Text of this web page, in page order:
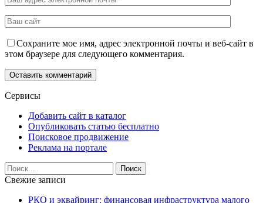
Сохраните мое имя, адрес электронной почты и веб-сайт в
этом браузере для следующего комментария.
Сервисы
Добавить сайт в каталог
Опубликовать статью бесплатно
Поисковое продвижение
Реклама на портале
Свежие записи
РКО и эквайринг: финансовая инфраструктура малого